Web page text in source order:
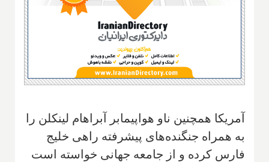
آمریکا همچنین ناو هواپیمابر آبراهام لینکلن را
به همراه جنگنده‌های پیشرفته راهی خلیج
فارس کرده و از جامعه جهانی خواسته است